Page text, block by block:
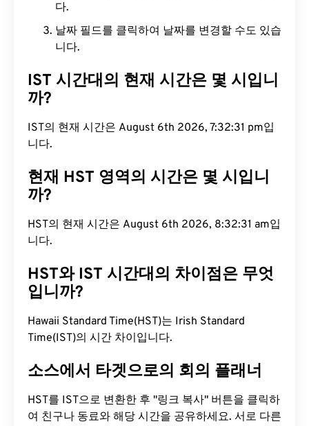
다.
날짜 필드를 클릭하여 날짜를 변경할 수도 있습
니다.
IST 시간대의 현재 시간은 몇 시입니
까?
IST의 현재 시간은 August 6th 2026, 7:32:31 pm입
니다.
현재 HST 영역의 시간은 몇 시입니
까?
HST의 현재 시간은 August 6th 2026, 8:32:31 am입
니다.
HST와 IST 시간대의 차이점은 무엇
입니까?
Hawaii Standard Time(HST)는 Irish Standard
Time(IST)의 시간 차이입니다.
소스에서 타겟으로의 회의 플래너
HST를 IST으로 변환한 후 "링크 복사" 버튼을 클릭하
여 친구나 동료와 해당 시간을 공유하세요. 서로 다른